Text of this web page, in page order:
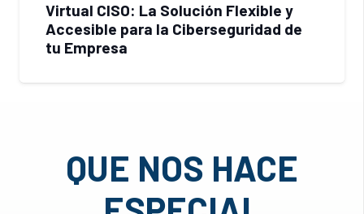
Virtual CISO: La Solución Flexible y
Accesible para la Ciberseguridad de
tu Empresa
QUE NOS HACE